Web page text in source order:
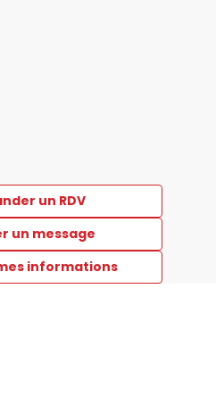
un RDV
un message
informations